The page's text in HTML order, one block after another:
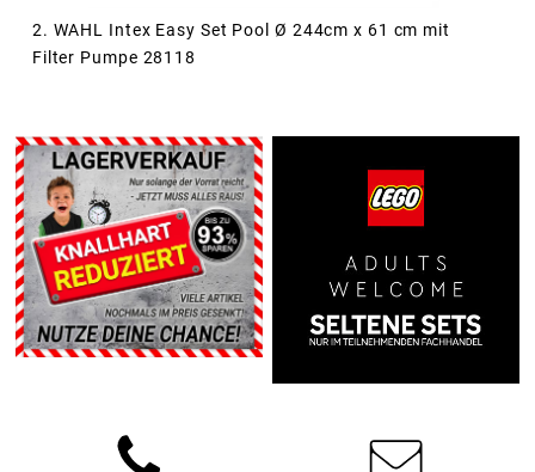
2. WAHL Intex Easy Set Pool Ø 244cm x 61 cm mit
Filter Pumpe 28118